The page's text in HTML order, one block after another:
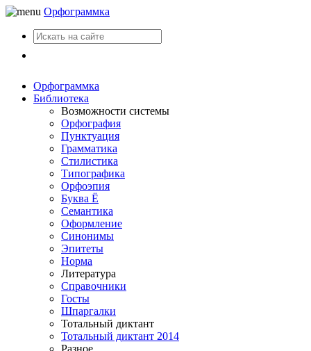
Орфограммка
Орфограммка
Библиотека
Возможности системы
Орфография
Пунктуация
Грамматика
Стилистика
Типографика
Орфоэпия
Буква Ё
Семантика
Оформление
Синонимы
Эпитеты
Норма
Литература
Справочники
Госты
Шпаргалки
Тотальный диктант
Тотальный диктант 2014
Разное